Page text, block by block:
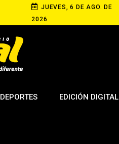
JUEVES, 6 DE AGO. DE
2026
DEPORTES EDICIÓN DIGITAL